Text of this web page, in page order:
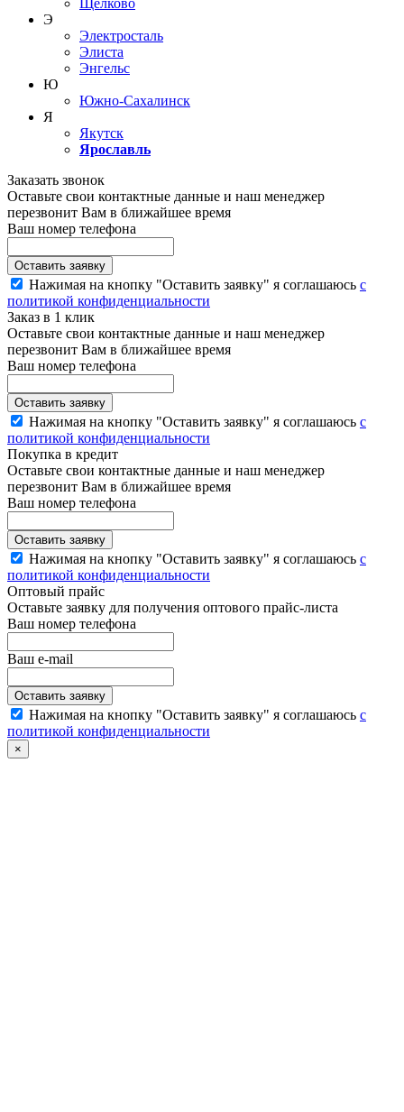
Щелково
Э
Электросталь
Элиста
Энгельс
Ю
Южно-Сахалинск
Я
Якутск
Ярославль
Заказать звонок
Оставьте свои контактные данные и наш менеджер
перезвонит Вам в ближайшее время
Ваш номер телефона
Нажимая на кнопку "Оставить заявку" я соглашаюсь с
политикой конфиденциальности
Заказ в 1 клик
Оставьте свои контактные данные и наш менеджер
перезвонит Вам в ближайшее время
Ваш номер телефона
Нажимая на кнопку "Оставить заявку" я соглашаюсь с
политикой конфиденциальности
Покупка в кредит
Оставьте свои контактные данные и наш менеджер
перезвонит Вам в ближайшее время
Ваш номер телефона
Нажимая на кнопку "Оставить заявку" я соглашаюсь с
политикой конфиденциальности
Оптовый прайс
Оставьте заявку для получения оптового прайс-листа
Ваш номер телефона
Ваш e-mail
Нажимая на кнопку "Оставить заявку" я соглашаюсь с
политикой конфиденциальности
×